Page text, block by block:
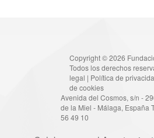
Copyright © 2026
Todos los derechos
legal | Política de
de cookies
Avenida del Cosmos, s/n -
de la Miel - Málaga, España
56 49 10